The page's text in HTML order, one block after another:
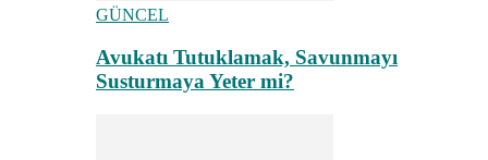
GÜNCEL
Avukatı Tutuklamak, Savunmayı
Susturmaya Yeter mi?